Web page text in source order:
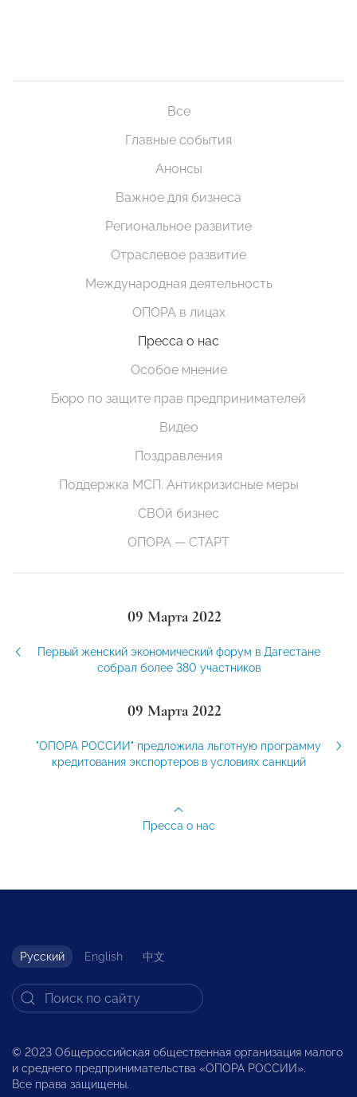
Все
Главные события
Анонсы
Важное для бизнеса
Региональное развитие
Отраслевое развитие
Международная деятельность
ОПОРА в лицах
Пресса о нас
Особое мнение
Бюро по защите прав предпринимателей
Видео
Поздравления
Поддержка МСП. Антикризисные меры
СВОй бизнес
ОПОРА — СТАРТ
09 Марта 2022
Первый женский экономический форум в Дагестане
собрал более 380 участников
09 Марта 2022
"ОПОРА РОССИИ" предложила льготную программу
кредитования экспортеров в условиях санкций
Пресса о нас
Русский English 中文
© 2023 Общероссийская общественная организация малого
и среднего предпринимательства «ОПОРА РОССИИ».
Все права защищены.